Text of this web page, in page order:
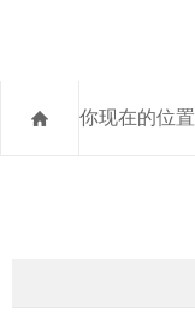
你现在的位置